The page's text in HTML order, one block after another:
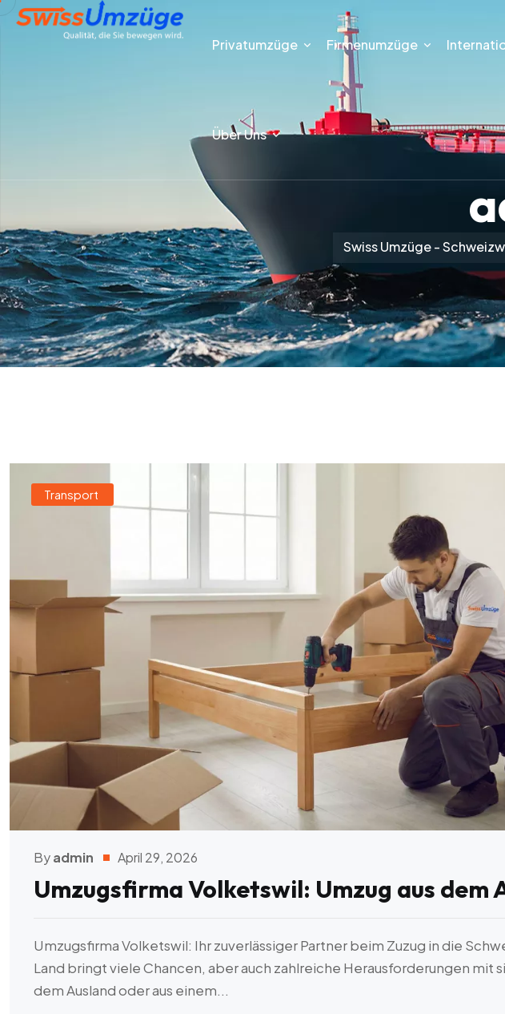
Privatumzüge Firmenumzüge
Über Uns
Swiss Umzüge -
Transport
Byadmin April 29, 2026
Umzugsfirma Volketswil: Umzug aus dem
Umzugsfirma Volketswil: Ihr zuverlässiger Partner beim Zuzug in die
Land bringt viele Chancen, aber auch zahlreiche Herausforderungen mit
dem Ausland oder aus einem...